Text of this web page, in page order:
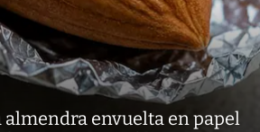
almendra envuelta en papel